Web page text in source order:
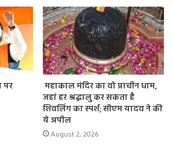
पर
महाकाल मंदिर का वो प्राचीन धाम,
जहां हर श्रद्धालु कर सकता है
शिवलिंग का स्पर्श; सीएम यादव ने की
ये अपील
August 2, 2026